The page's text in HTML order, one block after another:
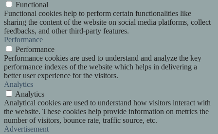
Functional
Functional cookies help to perform certain functionalities like
sharing the content of the website on social media platforms, collect
feedbacks, and other third-party features.
Performance
Performance
Performance cookies are used to understand and analyze the key
performance indexes of the website which helps in delivering a
better user experience for the visitors.
Analytics
Analytics
Analytical cookies are used to understand how visitors interact with
the website. These cookies help provide information on metrics the
number of visitors, bounce rate, traffic source, etc.
Advertisement